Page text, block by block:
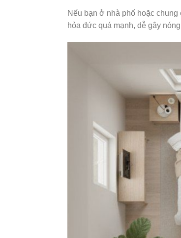
Nếu bạn ở nhà phố hoặc
hỏa đức quá mạnh, dễ gây